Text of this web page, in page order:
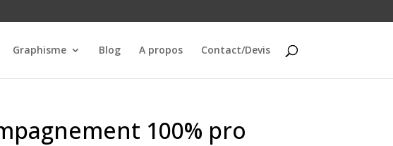
Graphisme Blog A propos Contact/Devis
100% pro